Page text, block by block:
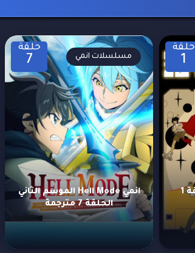
حلقة
1
انمي Jiyi Guanli Ju الحلقة 1
حلقة
7
انمي Hell Mode الموسم الثاني
الحلقة 7 مترجمة
مسلسلات انمي